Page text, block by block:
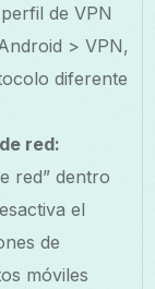
de VPN
> VPN,
diferente
red:
red” dentro
el
de
móviles